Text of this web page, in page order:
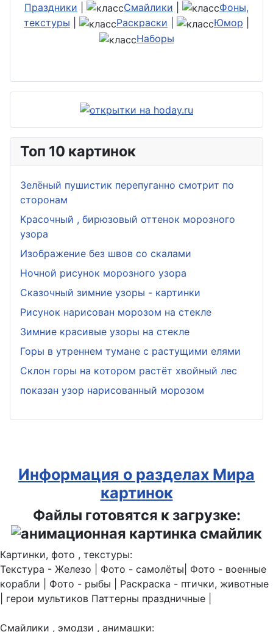
Праздники
Смайлики
Фоны,
текстуры
Раскраски Юмор
Наборы
Топ 10 картинок
Зелёный пушистик перепуганно смотрит по
сторонам
Красочный , бирюзовый оттенок морозного
узора
Изображение без швов со скалами
Ночной рисунок морозного узора
Сказочный зимние узоры - картинки
Рисунок нарисован морозом на стекле
Зимние красивые узоры на стекле
Горы в утреннем тумане с растущими елями
Склон горы на котором растёт хвойный лес
показан узор нарисованный морозом
Информация о разделах Мира
картинок
Файлы готовятся к загрузке:
Картинки, фото , текстуры:
Текстура - Железо | Фото - самолёты| Фото - военные
корабли | Фото - рыбы | Раскраска - птички, животные
| герои мультиков Паттерны праздничные |
Смайлики , эмодзи , анимашки: